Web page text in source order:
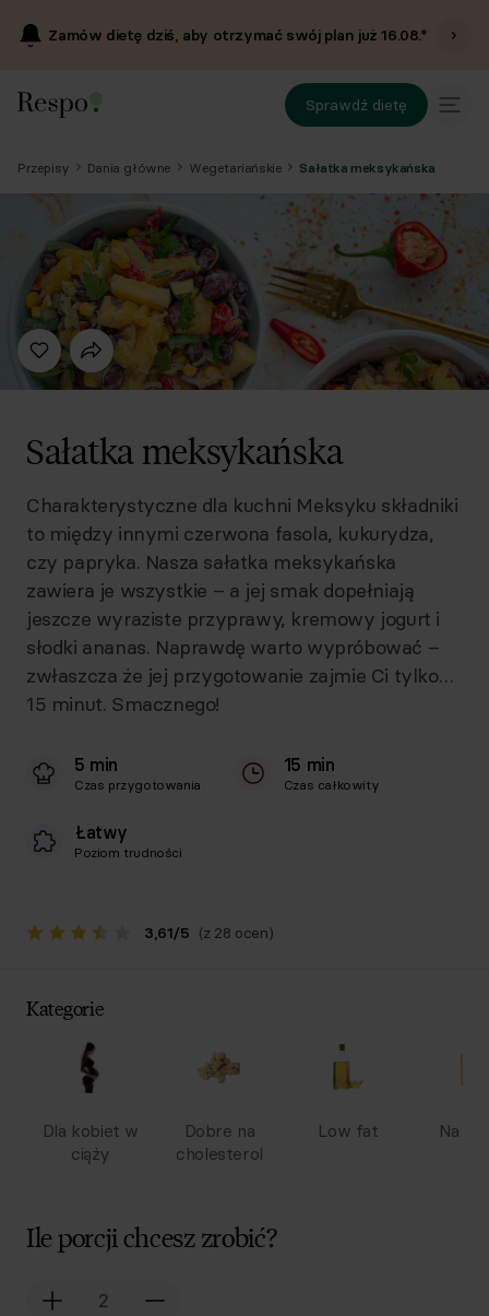
Zamów dietę dziś, aby otrzymać swój plan już16.08.*
Sprawdź dietę
Przepisy Dania główne Wegetariańskie Sałatka meksykańska
Sałatka meksykańska
Charakterystyczne dla kuchni Meksyku składniki
to między innymi czerwona fasola, kukurydza,
czy papryka. Nasza sałatka meksykańska
zawiera je wszystkie – a jej smak dopełniają
jeszcze wyraziste przyprawy, kremowy jogurt i
słodki ananas. Naprawdę warto wypróbować –
zwłaszcza że jej przygotowanie zajmie Ci tylko…
15 minut. Smacznego!
5 min
Czas przygotowania
15 min
Czas całkowity
Łatwy
Poziom trudności
3,61/5 (z 28 ocen)
Kategorie
Dla kobiet w
ciąży
Dobre na
cholesterol
Low fat Na
Ile porcji chcesz zrobić?